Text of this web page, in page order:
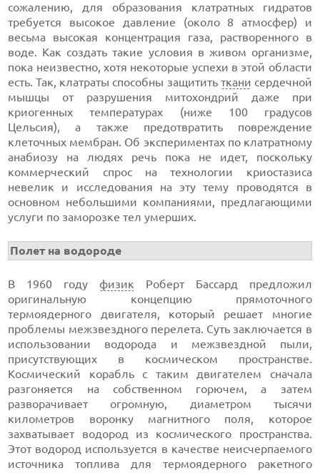
сожалению, для образования клатратных гидратов
требуется высокое давление (около 8 атмосфер) и
весьма высокая концентрация газа, растворенного в
воде. Как создать такие условия в живом организме,
пока неизвестно, хотя некоторые успехи в этой области
есть. Так, клатраты способны защитить ткани сердечной
мышцы от разрушения митохондрий даже при
криогенных температурах (ниже 100 градусов
Цельсия), а также предотвратить повреждение
клеточных мембран. Об экспериментах по клатратному
анабиозу на людях речь пока не идет, поскольку
коммерческий спрос на технологии криостазиса
невелик и исследования на эту тему проводятся в
основном небольшими компаниями, предлагающими
услуги по заморозке тел умерших.
Полет на водороде
В 1960 году физик Роберт Бассард предложил
оригинальную концепцию прямоточного
термоядерного двигателя, который решает многие
проблемы межзвездного перелета. Суть заключается в
использовании водорода и межзвездной пыли,
присутствующих в космическом пространстве.
Космический корабль с таким двигателем сначала
разгоняется на собственном горючем, а затем
разворачивает огромную, диаметром тысячи
километров воронку магнитного поля, которое
захватывает водород из космического пространства.
Этот водород используется в качестве неисчерпаемого
источника топлива для термоядерного ракетного